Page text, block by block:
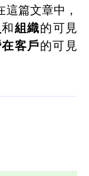
這篇文章中，
和組織的可見
客戶的可見